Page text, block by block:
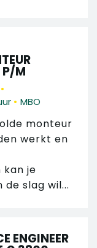
M
•
• MBO
monteur
werkt en
je
slag wil...
ENGINEER